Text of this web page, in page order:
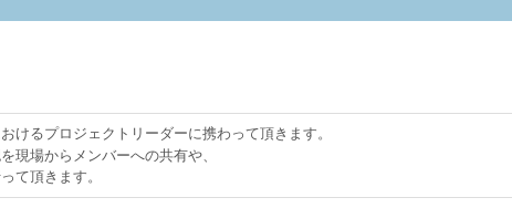
けるプロジェクトリーダーに携わって頂きます。
現場からメンバーへの共有や、
て頂きます。